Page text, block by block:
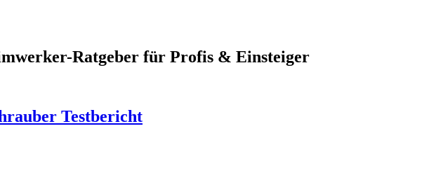
Ratgeber für Profis & Einsteiger
Testbericht